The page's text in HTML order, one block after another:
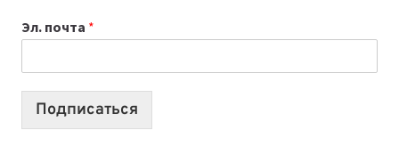
СОЗДАВАТЬ
ПРОДУКТЫ
Эл. почта *
Подписаться